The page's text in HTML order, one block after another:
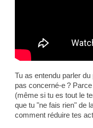
Tu as entendu parler
pas concerné-e ?
(même si tu es tout le
que tu "ne fais rien" de
comment réduire tes